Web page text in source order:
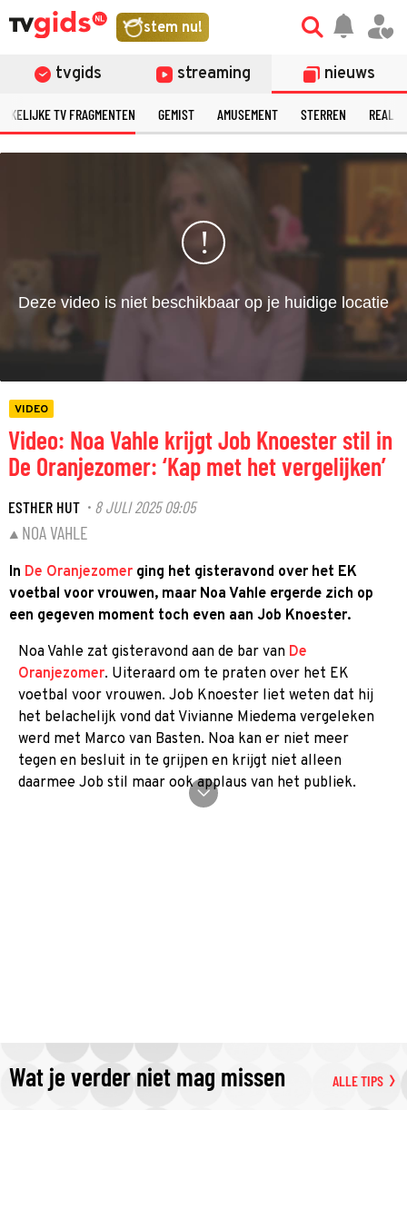
stem nu!
tvgids streaming nieuws
TV FRAGMENTEN GEMIST AMUSEMENT STERREN
©
VIDEO
Video: Noa Vahle krijgt Job Knoester stil in
De Oranjezomer: ‘Kap met het vergelijken’
ESTHER HUT · 8 JULI 2025 09:05
NOA VAHLE
In De Oranjezomer ging het gisteravond over het EK
voetbal voor vrouwen, maar Noa Vahle ergerde zich op
een gegeven moment toch even aan Job Knoester.
Noa Vahle zat gisteravond aan de bar van De
Oranjezomer. Uiteraard om te praten over het EK
voetbal voor vrouwen. Job Knoester liet weten dat hij
het belachelijk vond dat Vivianne Miedema vergeleken
werd met Marco van Basten. Noa kan er niet meer
tegen en besluit in te grijpen en krijgt niet alleen
daarmee Job stil maar ook applaus van het publiek.
Wat je verder niet mag missen ALLE TIPS